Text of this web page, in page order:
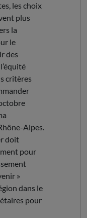
les choix
plus
la
le
des
critères
Alpes.
doit
pour
»
dans le
pour